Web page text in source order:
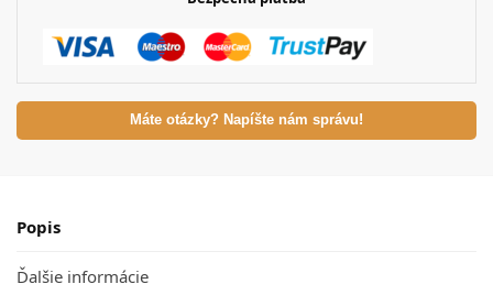
Máte otázky? Napíšte nám správu!
Popis
Ďalšie informácie